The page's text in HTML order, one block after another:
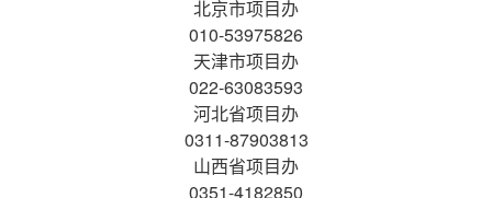
北京市项目办
010-53975826
天津市项目办
022-63083593
河北省项目办
0311-87903813
山西省项目办
0351-4182850